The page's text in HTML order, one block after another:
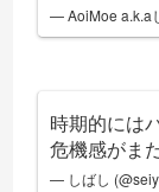
— AoiMoe a.k.a
時期的には
危機感がま
— しばし